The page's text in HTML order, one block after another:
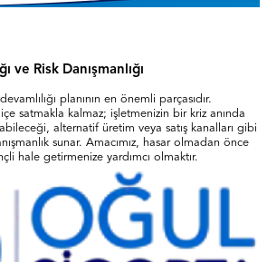
ve Risk Danışmanlığı
planının en önemli parçasıdır.
satmakla kalmaz; işletmenizin bir kriz anında
alternatif üretim veya satış kanalları gibi
sunar. Amacımız, hasar olmadan önce
hale getirmenize yardımcı olmaktır.